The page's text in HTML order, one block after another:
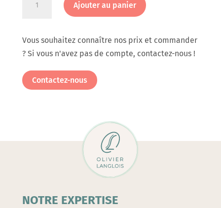
en
poudre
Salon
de
20g
Ajouter au panier
Vous souhaitez connaître nos prix et commander
? Si vous n'avez pas de compte, contactez-nous !
Contactez-nous
NOTRE EXPERTISE